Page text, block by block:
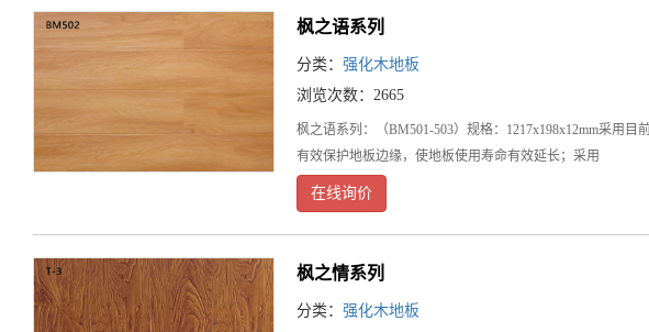
枫之语系列
分类： 强化木地板
浏览次数：2665
枫之语系列：（BM501-503）规格：1217x198x12mm采用
有效保护地板边缘，使地板使用寿命有效延长；采用
在线询价
枫之情系列
分类： 强化木地板